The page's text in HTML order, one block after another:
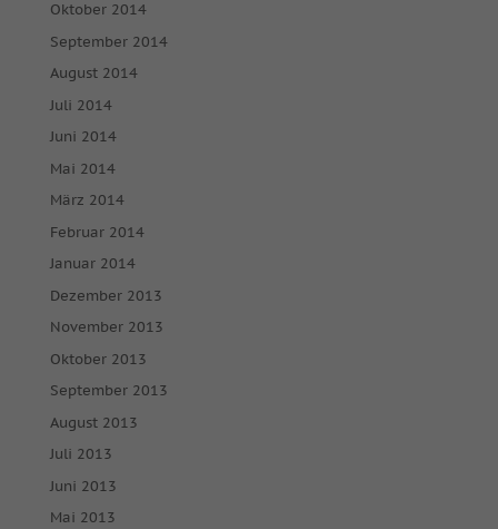
Oktober 2014
September 2014
August 2014
Juli 2014
Juni 2014
Mai 2014
März 2014
Februar 2014
Januar 2014
Dezember 2013
November 2013
Oktober 2013
September 2013
August 2013
Juli 2013
Juni 2013
Mai 2013